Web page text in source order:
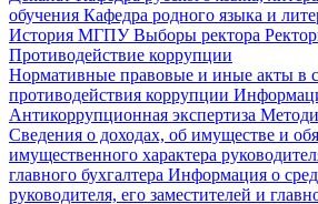
обучения Кафедра родного языка и
История МГПУВыборы ректора
Противодействие коррупции
Нормативные правовые и иные акты в
противодействия коррупции
Антикоррупционная экспертиза
Сведения о доходах, об имуществе и
имущественного характера
главного бухгалтера Информация о
руководителя, его заместителей и